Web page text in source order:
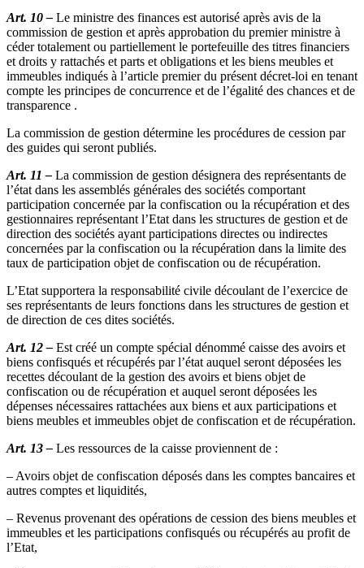
Art. 10 – Le ministre des finances est autorisé après avis de la
commission de gestion et après approbation du premier ministre à
céder totalement ou partiellement le portefeuille des titres financiers
et droits y rattachés et parts et obligations et les biens meubles et
immeubles indiqués à l’article premier du présent décret-loi en tenant
compte les principes de concurrence et de l’égalité des chances et de
transparence .
La commission de gestion détermine les procédures de cession par
des guides qui seront publiés.
Art. 11 – La commission de gestion désignera des représentants de
l’état dans les assemblés générales des sociétés comportant
participation concernée par la confiscation ou la récupération et des
gestionnaires représentant l’Etat dans les structures de gestion et de
direction des sociétés ayant participations directes ou indirectes
concernées par la confiscation ou la récupération dans la limite des
taux de participation objet de confiscation ou de récupération.
L’Etat supportera la responsabilité civile découlant de l’exercice de
ses représentants de leurs fonctions dans les structures de gestion et
de direction de ces dites sociétés.
Art. 12 – Est créé un compte spécial dénommé caisse des avoirs et
biens confisqués et récupérés par l’état auquel seront déposées les
recettes découlant de la gestion des avoirs et biens objet de
confiscation ou de récupération et auquel seront déposées les
dépenses nécessaires rattachées aux biens et aux participations et
biens meubles et immeubles objet de confiscation et de récupération.
Art. 13 – Les ressources de la caisse proviennent de :
– Avoirs objet de confiscation déposés dans les comptes bancaires et
autres comptes et liquidités,
– Revenus provenant des opérations de cession des biens meubles et
immeubles et les participations confisqués ou récupérés au profit de
l’Etat,